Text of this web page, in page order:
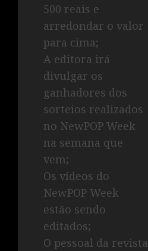
500 reais e
arredondar o valor
para cima;
A editora irá
divulgar os
ganhadores dos
sorteios realizados
no NewPOP Week
na semana que
vem;
Os vídeos do
NewPOP Week
estão sendo
editados;
O pessoal da revista